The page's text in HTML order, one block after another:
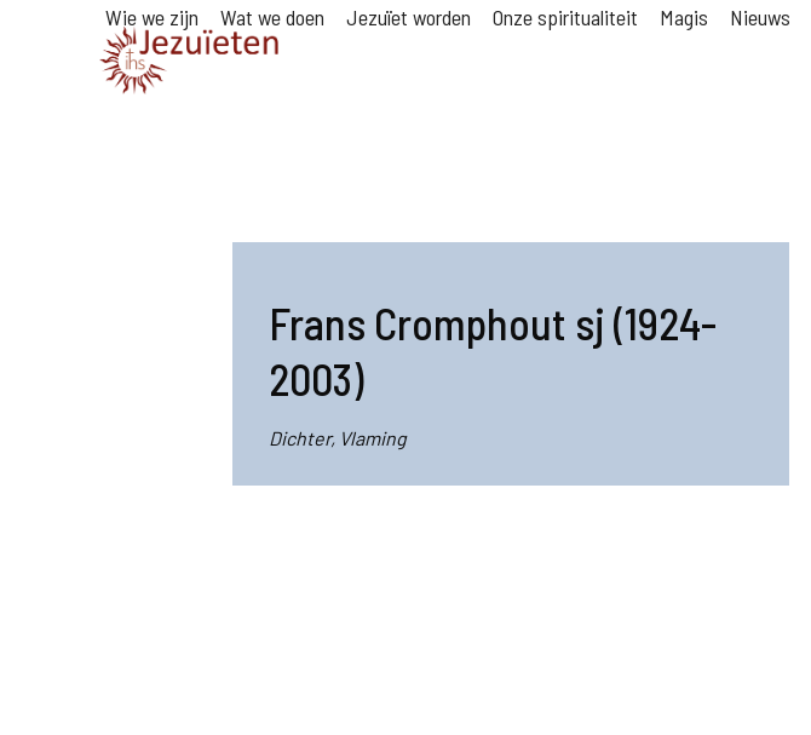
Wie we zijn Wat we doen Jezuïet worden Onze spiritualiteit Magis Nieuws
Frans Cromphout sj (1924-
2003)
Dichter, Vlaming